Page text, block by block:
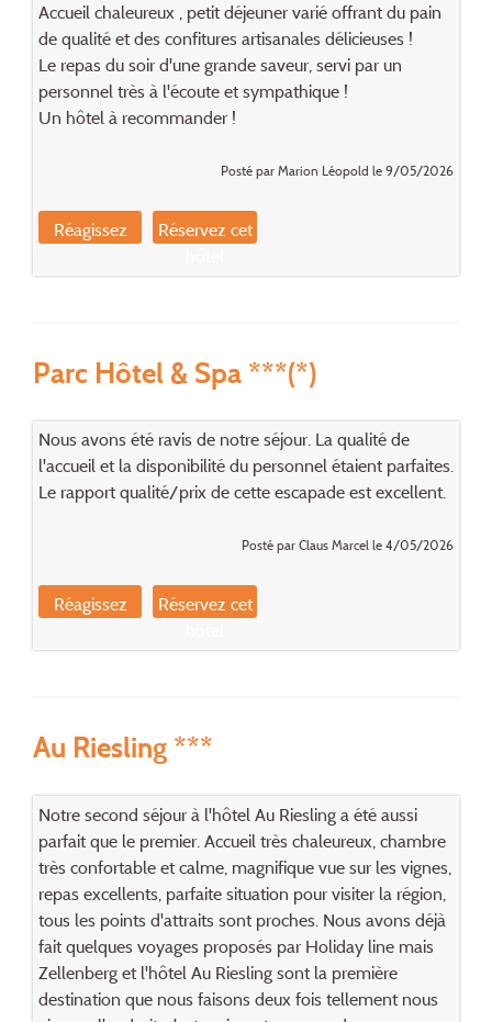
Accueil chaleureux , petit déjeuner varié offrant du pain
de qualité et des confitures artisanales délicieuses !
Le repas du soir d'une grande saveur, servi par un
personnel très à l'écoute et sympathique !
Un hôtel à recommander !
Posté par Marion Léopold le 9/05/2026
Réagissez
Réservez cet
Parc Hôtel & Spa ***(*)
Nous avons été ravis de notre séjour. La qualité de
l'accueil et la disponibilité du personnel étaient parfaites.
Le rapport qualité/prix de cette escapade est excellent.
Posté par Claus Marcel le 4/05/2026
Réagissez
Réservez cet
Au Riesling ***
Notre second séjour à l'hôtel Au Riesling a été aussi
parfait que le premier. Accueil très chaleureux, chambre
très confortable et calme, magnifique vue sur les vignes,
repas excellents, parfaite situation pour visiter la région,
tous les points d'attraits sont proches. Nous avons déjà
fait quelques voyages proposés par Holiday line mais
Zellenberg et l'hôtel Au Riesling sont la première
destination que nous faisons deux fois tellement nous